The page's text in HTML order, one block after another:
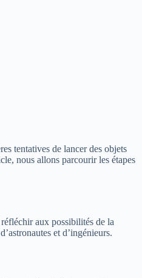
tentatives de lancer des objets
nous allons parcourir les étapes
aux possibilités de la
et d’ingénieurs.